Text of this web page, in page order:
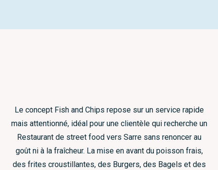
Le concept Fish and Chips repose sur un service rapide
mais attentionné, idéal pour une clientèle qui recherche un
Restaurant de street food vers Sarre sans renoncer au
goût ni à la fraîcheur. La mise en avant du poisson frais,
des frites croustillantes, des Burgers, des Bagels et des